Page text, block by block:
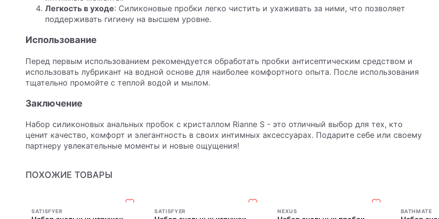
Легкость в уходе: Силиконовые пробки легко чистить и ухаживать за ними, что позволяет
поддерживать гигиену на высшем уровне.
Использование
Перед первым использованием рекомендуется обработать пробки антисептическим средством и
использовать лубрикант на водной основе для наиболее комфортного опыта. После использования
тщательно промойте с теплой водой и мылом.
Заключение
Набор силиконовых анальных пробок с кристаллом Rianne S - это отличный выбор для тех, кто
ценит качество, комфорт и элегантность в своих интимных аксессуарах. Подарите себе или своему
партнеру увлекательные моменты и новые ощущения!
ПОХОЖИЕ ТОВАРЫ
SATISFYER SATISFYER NEXUS BATHMATE